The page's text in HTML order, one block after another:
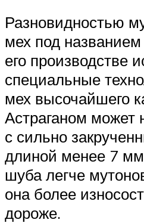
Разновидностью
мех под названием
его производстве
специальные
мех высочайшего
Астраганом может
с сильно
длиной менее 7
шуба легче
она более
дороже.